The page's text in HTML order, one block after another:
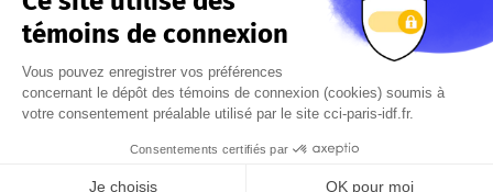
S'abonner à la newsletter